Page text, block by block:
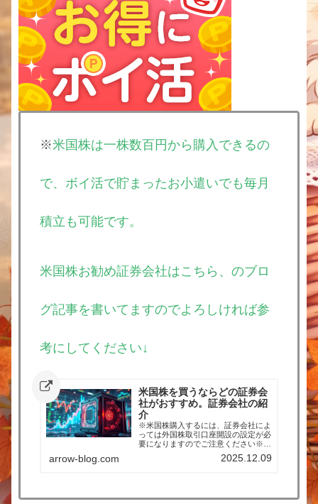
※米国株は一株数百円から購入できるの
で、ボイ活で貯まったお小遣いでも毎月
積立も可能です。
米国株お勧め証券会社はこちら、のブロ
グ記事を書いてますのでよろしければ参
考にしてください↓
米国株を買うならどの証券会
社がおすすめ。証券会社の紹
介
※米国株購入するには、証券会社によ
っては外国株取引口座開設の設定が必
要になりますのでご注意ください※下
記証券会社の口座を私は持っていま
す。メインは楽天経済圏利用のため、
ともあるので複数口座を持つことが私
arrow-blog.com 2025.12.09